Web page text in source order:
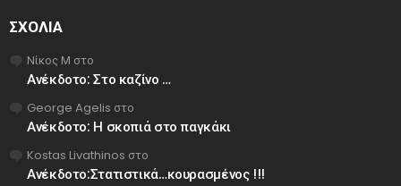
ΣΧΌΛΙΑ
Νίκος Μ στο
Ανέκδοτο: Στο καζίνο …
George Agelis στο
Ανέκδοτο: Η σκοπιά στο παγκάκι
Kostas Livathinos στο
Ανέκδοτο:Στατιστικά…κουρασμένος !!!